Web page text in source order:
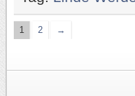
1 2 →